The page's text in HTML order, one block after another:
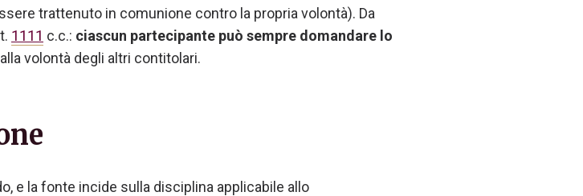
trattenuto in comunione contro la propria volontà). Da
1111 c.c.: ciascun partecipante può sempre domandare lo
volontà degli altri contitolari.
e la fonte incide sulla disciplina applicabile allo